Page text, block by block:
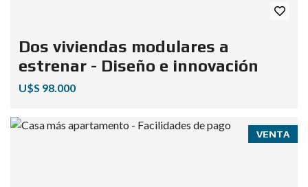
Dos viviendas modulares a
estrenar - Diseño e innovación
U$S 98.000
VENTA